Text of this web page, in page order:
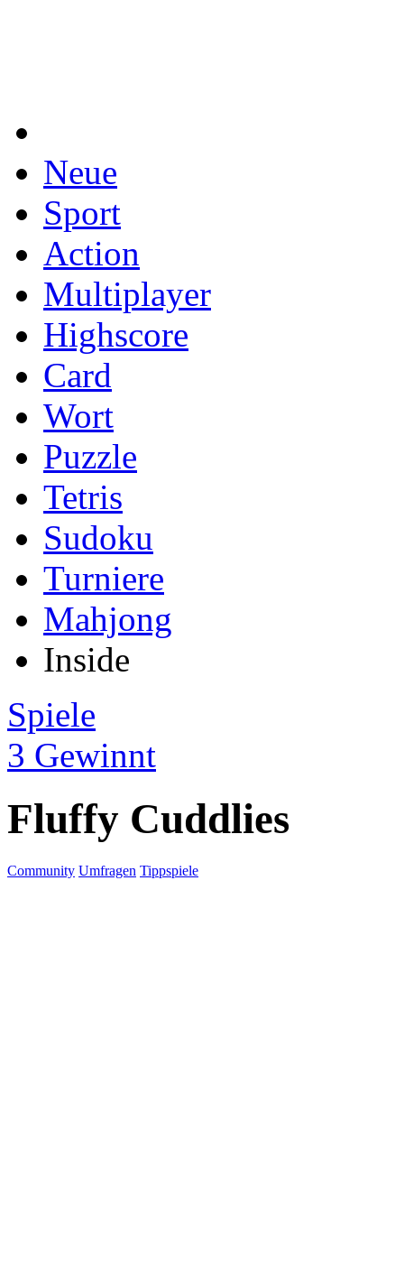
Neue
Sport
Action
Multiplayer
Highscore
Card
Wort
Puzzle
Tetris
Sudoku
Turniere
Mahjong
Inside
Spiele
3 Gewinnt
Fluffy Cuddlies
Community Umfragen Tippspiele